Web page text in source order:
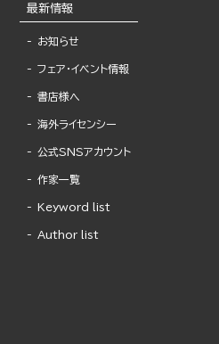
最新情報
お知らせ
フェア・イベント情報
書店様へ
海外ライセンシー
公式SNSアカウント
作家一覧
Keyword list
Author list